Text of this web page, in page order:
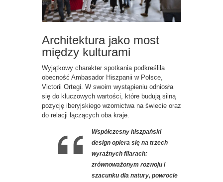
Architektura jako most
między kulturami
Wyjątkowy charakter spotkania podkreśliła
obecność Ambasador Hiszpanii w Polsce,
Victorii Ortegi. W swoim wystąpieniu odniosła
się do kluczowych wartości, które budują silną
pozycję iberyjskiego wzornictwa na świecie oraz
do relacji łączących oba kraje.
Współczesny hiszpański
design opiera się na trzech
wyraźnych filarach:
zrównoważonym rozwoju i
szacunku dla natury, powrocie